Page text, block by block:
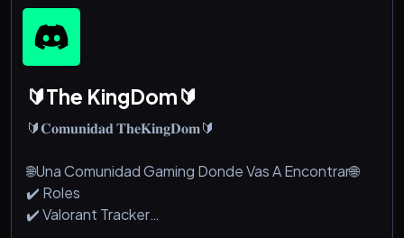
⠀⠀⠀⠀⠀⠀⠀⠈⢻⣿⣿⣿⣿⣿⣿⣿⣿⣿
⣿⣿⣿⣿⣿⣿⣿⣿⣿⣿⣿⣿⣿⣿⣿⠟⠋⠈⢿⣿⣿⣿⣿⣿⣿⣿⣿⣿⣿⣷⣤⣀
⣶⡶⠛⠉⠀⠀⠀⠀⠀⣿⣿⣿⣿⣿⣿⣿⣿⣿
⡟⠁⠀⠀
🔰The KingDom🔰
🔰𝐂𝐨𝐦𝐮𝐧𝐢𝐝𝐚𝐝 𝐓𝐡𝐞𝐊𝐢𝐧𝐠𝐃𝐨𝐦🔰
🌐Una Comunidad Gaming Donde Vas A Encontrar🌐
✔️ Roles
✔️ Valorant Tracker